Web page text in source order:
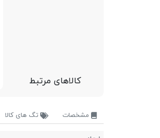
کالاهای مرتبط
مشخصات تگ های کالا